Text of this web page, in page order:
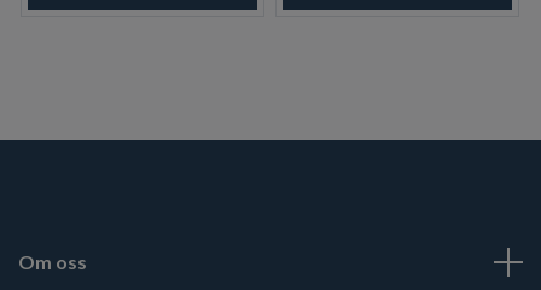
Om oss